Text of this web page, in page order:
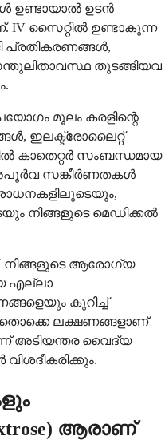
ഉണ്ടായാൽ ഉടൻ
സൈറ്റിൽ ഉണ്ടാകുന്ന
തുടങ്ങിയവ
മൂലം കരളിന്റെ
ഇലക്ട്രോലൈറ്റ്
കാതെറ്റർ സംബന്ധമായ
അപൂർവ സങ്കീർണതകൾ
നിങ്ങളുടെ മെഡിക്കൽ
നിങ്ങളുടെ ആരോഗ്യ
എല്ലാ
കുറിച്ച്
ലക്ഷണങ്ങളാണ്
അടിയന്തര വൈദ്യ
ആരാണ്